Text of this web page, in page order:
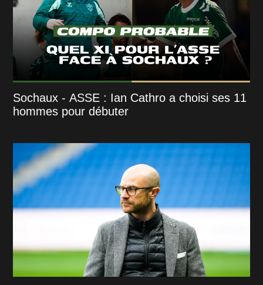
Sochaux - ASSE : Ian Cathro a choisi ses 11
hommes pour débuter